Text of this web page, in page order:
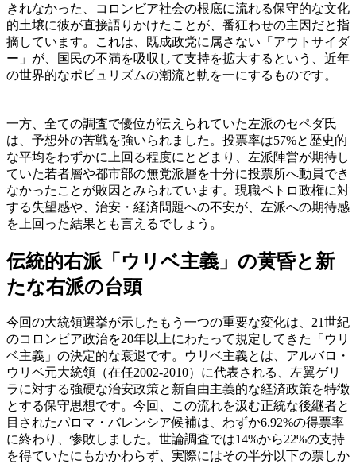
きれなかった、コロンビア社会の根底に流れる保守的な文化
的土壌に彼が直接語りかけたことが、番狂わせの主因だと指
摘しています。これは、既成政党に属さない「アウトサイダ
ー」が、国民の不満を吸収して支持を拡大するという、近年
の世界的なポピュリズムの潮流と軌を一にするものです。
一方、全ての調査で優位が伝えられていた左派のセペダ氏
は、予想外の苦戦を強いられました。投票率は57%と歴史的
な平均をわずかに上回る程度にとどまり、左派陣営が期待し
ていた若者層や都市部の無党派層を十分に投票所へ動員でき
なかったことが敗因とみられています。現職ペトロ政権に対
する失望感や、治安・経済問題への不安が、左派への期待感
を上回った結果とも言えるでしょう。
伝統的右派「ウリベ主義」の黄昏と新
たな右派の台頭
今回の大統領選挙が示したもう一つの重要な変化は、21世紀
のコロンビア政治を20年以上にわたって規定してきた「ウリ
ベ主義」の決定的な衰退です。ウリベ主義とは、アルバロ・
ウリベ元大統領（在任2002-2010）に代表される、左翼ゲリ
ラに対する強硬な治安政策と新自由主義的な経済政策を特徴
とする保守思想です。今回、この流れを汲む正統な後継者と
目されたパロマ・バレンシア候補は、わずか6.92%の得票率
に終わり、惨敗しました。世論調査では14%から22%の支持
を得ていたにもかかわらず、実際にはその半分以下の票しか